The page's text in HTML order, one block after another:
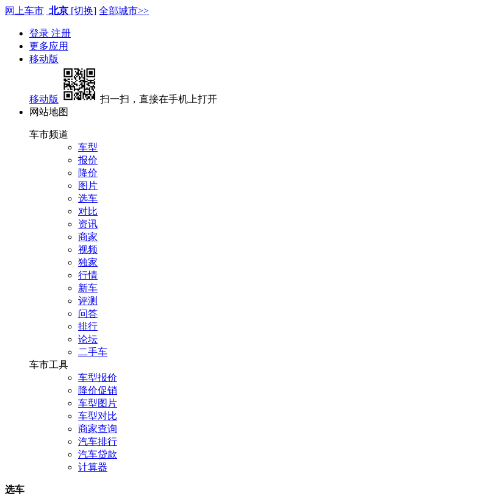
网上车市 北京 [切换] 全部城市>>
登录 注册
更多应用
移动版
移动版
扫一扫，直接在手机上打开
网站地图
车市频道
车型
报价
降价
图片
选车
对比
资讯
商家
视频
独家
行情
新车
评测
问答
排行
论坛
二手车
车市工具
车型报价
降价促销
车型图片
车型对比
商家查询
汽车排行
汽车贷款
计算器
选车